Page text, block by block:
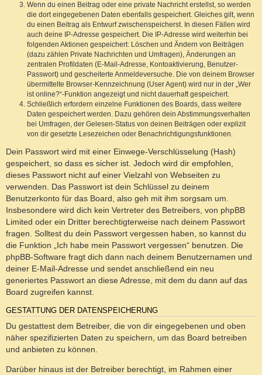
Wenn du einen Beitrag oder eine private Nachricht erstellst, so werden
die dort eingegebenen Daten ebenfalls gespeichert. Gleiches gilt, wenn
du einen Beitrag als Entwurf zwischenspeicherst. In diesen Fällen wird
auch deine IP-Adresse gespeichert. Die IP-Adresse wird weiterhin bei
folgenden Aktionen gespeichert: Löschen und Ändern von Beiträgen
(dazu zählen Private Nachrichten und Umfragen), Änderungen an
zentralen Profildaten (E-Mail-Adresse, Kontoaktivierung, Benutzer-
Passwort) und gescheiterte Anmeldeversuche. Die von deinem Browser
übermittelte Browser-Kennzeichnung (User Agent) wird nur in der „Wer
ist online?“-Funktion angezeigt und nicht dauerhaft gespeichert.
Schließlich erfordern einzelne Funktionen des Boards, dass weitere
Daten gespeichert werden. Dazu gehören dein Abstimmungsverhalten
bei Umfragen, der Gelesen-Status von deinen Beiträgen oder explizit
von dir gesetzte Lesezeichen oder Benachrichtigungsfunktionen.
Dein Passwort wird mit einer Einwege-Verschlüsselung (Hash)
gespeichert, so dass es sicher ist. Jedoch wird dir empfohlen,
dieses Passwort nicht auf einer Vielzahl von Webseiten zu
verwenden. Das Passwort ist dein Schlüssel zu deinem
Benutzerkonto für das Board, also geh mit ihm sorgsam um.
Insbesondere wird dich kein Vertreter des Betreibers, von phpBB
Limited oder ein Dritter berechtigterweise nach deinem Passwort
fragen. Solltest du dein Passwort vergessen haben, so kannst du
die Funktion „Ich habe mein Passwort vergessen“ benutzen. Die
phpBB-Software fragt dich dann nach deinem Benutzernamen und
deiner E-Mail-Adresse und sendet anschließend ein neu
generiertes Passwort an diese Adresse, mit dem du dann auf das
Board zugreifen kannst.
GESTATTUNG DER DATENSPEICHERUNG
Du gestattest dem Betreiber, die von dir eingegebenen und oben
näher spezifizierten Daten zu speichern, um das Board betreiben
und anbieten zu können.
Darüber hinaus ist der Betreiber berechtigt, im Rahmen einer